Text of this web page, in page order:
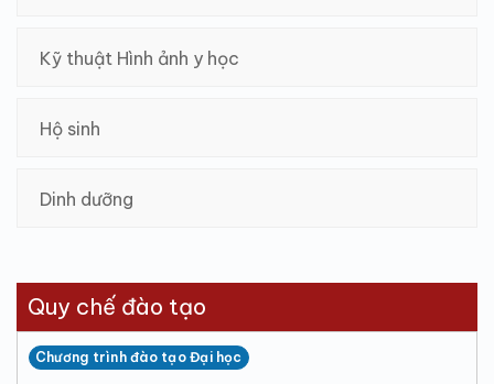
Kỹ thuật Hình ảnh y học
Hộ sinh
Dinh dưỡng
Quy chế đào tạo
Chương trình đào tạo Đại học